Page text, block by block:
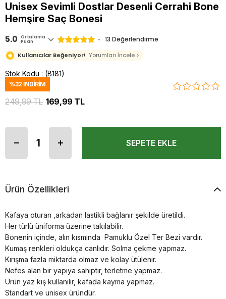
Unisex Sevimli Dostlar Desenli Cerrahi Bone
Hemşire Saç Bonesi
5.0 Ortalama
Puan 13 Değerlendirme
Kullanıcılar Beğeniyor! Yorumları İncele >
Stok Kodu (B181)
%32 İNDIRIM
249,99 TL 169,99 TL
Ürün Özellikleri
Kafaya oturan ,arkadan lastikli bağlanır şekilde üretildi.
Her türlü üniforma üzerine takılabilir.
Bonenin içinde, alın kısmında Pamuklu Özel Ter Bezi vardır.
Kumaş renkleri oldukça canlıdır. Solma çekme yapmaz.
Kırışma fazla miktarda olmaz ve kolay ütülenir.
Nefes alan bir yapıya sahiptir, terletme yapmaz.
Ürün yaz kış kullanılır, kafada kayma yapmaz.
Standart ve unisex üründür.